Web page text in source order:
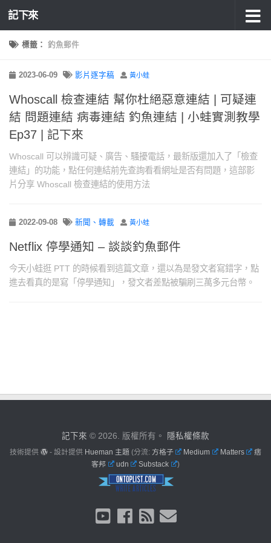
記下來
標籤： 釣魚郵件
2023-06-09 影片逐字稿 黃小蛙
Whoscall 檢查連結 幫你杜絕惡意連結 | 可疑連
結 問題連結 病毒連結 釣魚連結 | 小蛙實測教學
Ep37 | 記下來
Whoscall 可以辨識可疑、廣告、騷擾電話，最新版還加入了「檢查
連結」的功能，點任何連結前先查詢看看網址是否有問題，這部影
片分享 Whoscall 檢查連結的使用方法
2022-09-08 新聞、轉載 黃小蛙
Netflix 停學通知 – 談談釣魚郵件
今天小蛙逛 PTT 的時候看到這篇文章，還以為是發文者寫錯字，點
進去看真的是寫「停學通知」，發文者差點被騙刷三萬多元台幣。
記下來 © 2026. 版權所有。 隱私權條款
技術提供 - 設計提供 Hueman 主題 (分流: 方格子 Medium Matters
痞
客邦
udn Substack )